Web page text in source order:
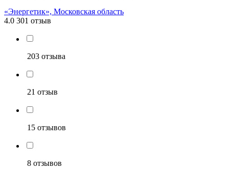
«Энергетик», Московская область
4.0 301 отзыв
203 отзыва
21 отзыв
15 отзывов
8 отзывов